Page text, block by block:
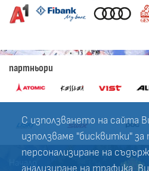
С използването на сайта
използваме "бисквитки" за
персонализиране на
анализиране на трафика.
партньори